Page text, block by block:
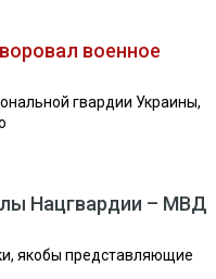
военное
гвардии Украины,
Нацгвардии – МВД
якобы представляющие